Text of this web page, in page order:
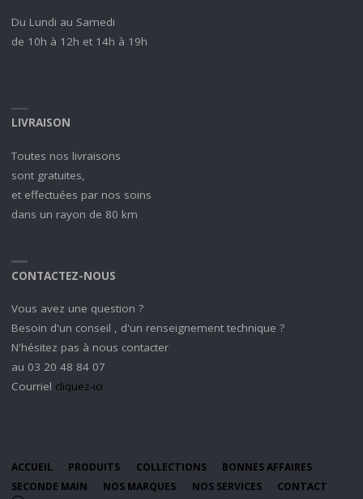
Du Lundi au Samedi
de 10h à 12h et 14h à 19h
LIVRAISON
Toutes nos livraisons
sont gratuites,
et effectuées par nos soins
dans un rayon de 80 km
CONTACTEZ-NOUS
Vous avez une question ?
Besoin d'un conseil , d'un renseignement technique ?
N'hésitez pas à nous contacter
au 03 20 48 84 07
Courriel cliquez-ici
ACCUEIL PRODUITS COLLECTIONS
BONNES AFFAIRES
SECONDE MAIN
NOS MARQUES NOS SERVICES CONTACT